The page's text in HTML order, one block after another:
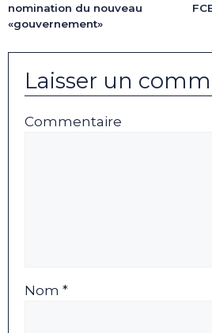
nomination du nouveau
«gouvernement»
Laisser un
Commentaire
Nom *